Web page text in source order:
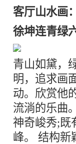
客厅山水画
徐坤连青绿
青山如黛，
明，追求画
动。欣赏他
流淌的乐曲
神奇峻秀;既
峰。 结构新